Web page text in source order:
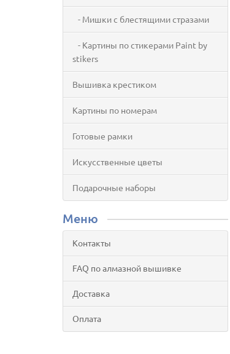
- Мишки с блестящими стразами
- Картины по стикерами Paint by
stikers
Вышивка крестиком
Картины по номерам
Готовые рамки
Искусственные цветы
Подарочные наборы
Меню
Контакты
FAQ по алмазной вышивке
Доставка
Оплата